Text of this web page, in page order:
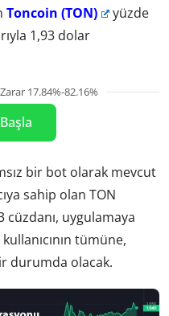
Toncoin (TON)
yüzde
1,93 dolar
17.84%-82.16%
bir bot olarak mevcut
sahip olan TON
uygulamaya
tümüne,
durumda olacak.